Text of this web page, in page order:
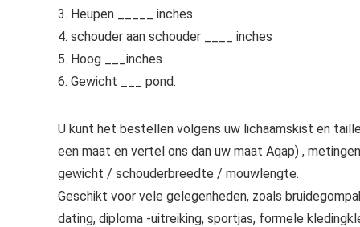
3. Heupen _____ inches
4. schouder aan schouder ____ inches
5. Hoog ___inches
6. Gewicht ___ pond.
U kunt het bestellen volgens uw lichaamskist en
een maat en vertel ons dan uw maat Aqap) ,
gewicht / schouderbreedte / mouwlengte.
Geschikt voor vele gelegenheden, zoals
dating, diploma -uitreiking, sportjas, formele